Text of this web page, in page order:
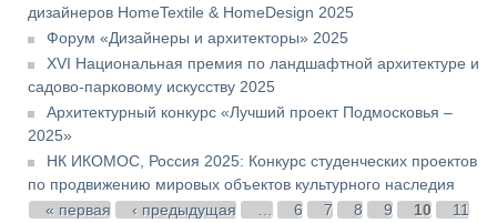
дизайнеров HomeTextile & HomeDesign 2025
Форум «Дизайнеры и архитекторы» 2025
XVI Национальная премия по ландшафтной архитектуре и
садово-парковому искусству 2025
Архитектурный конкурс «Лучший проект Подмосковья –
2025»
НК ИКОМОС, Россия 2025: Конкурс студенческих проектов
по продвижению мировых объектов культурного наследия
Страницы
« первая ‹ предыдущая 6 7 8 9 10
11